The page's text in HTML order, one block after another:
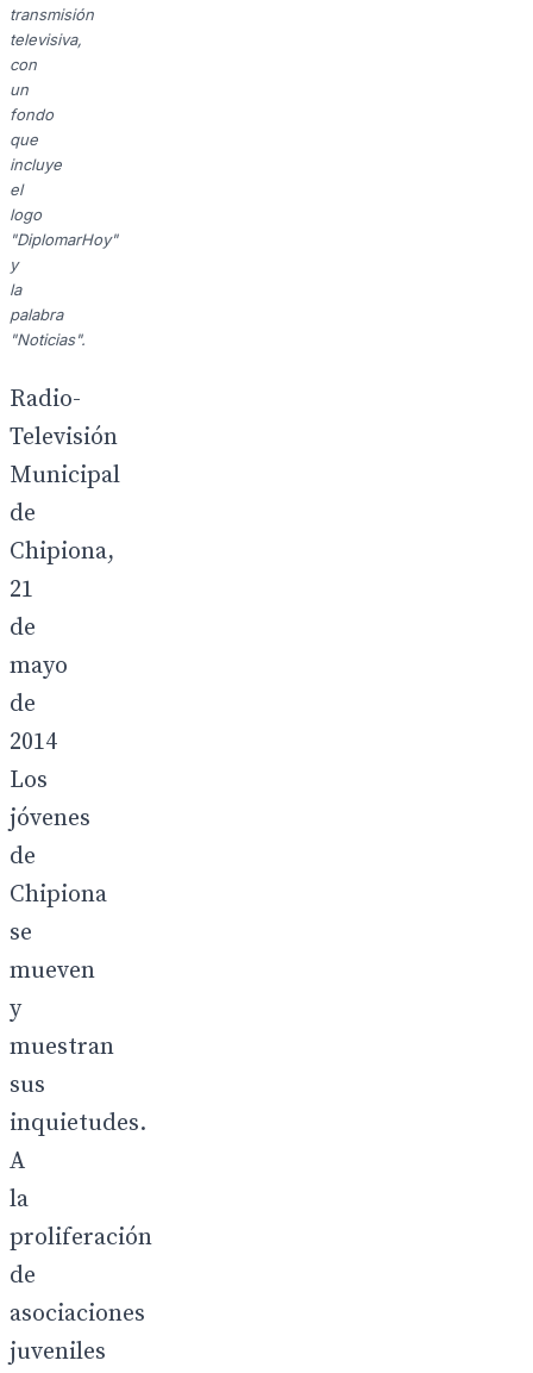
transmisión
televisiva,
con
un
fondo
que
incluye
el
logo
"DiplomarHoy"
y
la
palabra
"Noticias".
Radio-
Televisión
Municipal
de
Chipiona,
21
de
mayo
de
2014
Los
jóvenes
de
Chipiona
se
mueven
y
muestran
sus
inquietudes.
A
la
proliferación
de
asociaciones
juveniles